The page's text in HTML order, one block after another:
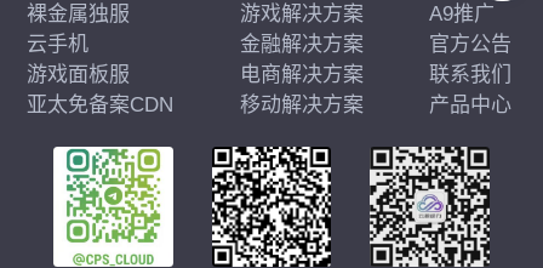
裸金属独服
云手机
游戏面板服
亚太免备案CDN
游戏解决方案
金融解决方案
电商解决方案
移动解决方案
A9推广
官方公告
联系我们
产品中心